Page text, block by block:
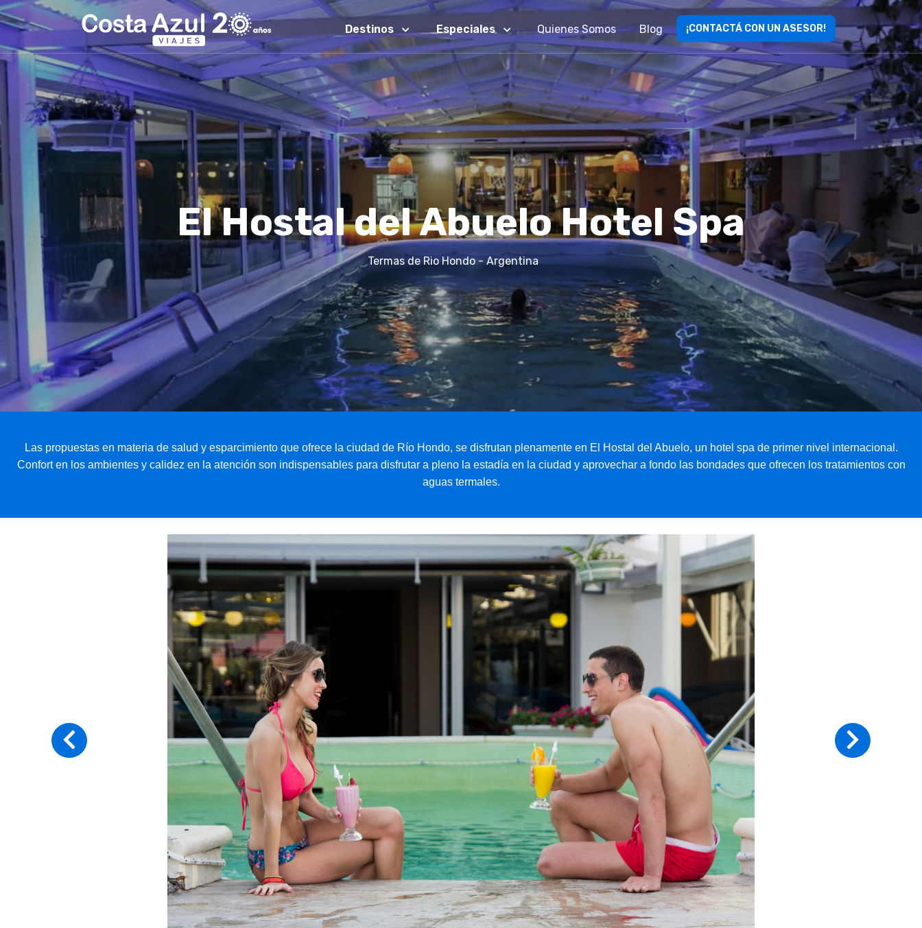
Destinos Especiales Quienes Somos Blog ¡CONTACTÁ CON UN ASESOR!
El Hostal del Abuelo Hotel Spa
Termas de Rio Hondo - Argentina
Las propuestas en materia de salud y esparcimiento que ofrece la ciudad de Río Hondo, se disfrutan plenamente en El Hostal del Abuelo, un hotel spa de primer nivel internacional.
Confort en los ambientes y calidez en la atención son indispensables para disfrutar a pleno la estadía en la ciudad y aprovechar a fondo las bondades que ofrecen los tratamientos con
aguas termales.